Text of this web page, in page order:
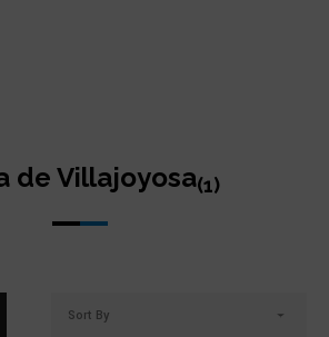
de Villajoyosa(1)
Sort By